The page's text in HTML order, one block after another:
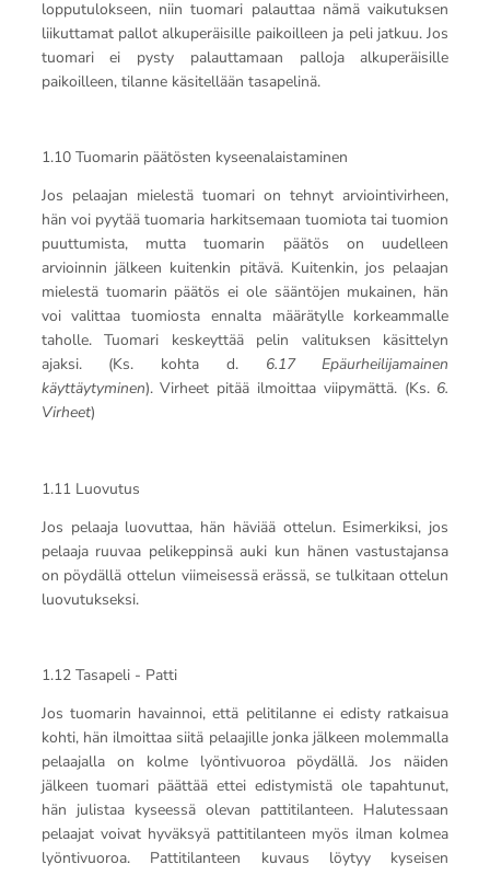
lopputulokseen, niin tuomari palauttaa nämä vaikutuksen
liikuttamat pallot alkuperäisille paikoilleen ja peli jatkuu. Jos
tuomari ei pysty palauttamaan palloja alkuperäisille
paikoilleen, tilanne käsitellään tasapelinä.
1.10 Tuomarin päätösten kyseenalaistaminen
Jos pelaajan mielestä tuomari on tehnyt arviointivirheen,
hän voi pyytää tuomaria harkitsemaan tuomiota tai tuomion
puuttumista, mutta tuomarin päätös on uudelleen
arvioinnin jälkeen kuitenkin pitävä. Kuitenkin, jos pelaajan
mielestä tuomarin päätös ei ole sääntöjen mukainen, hän
voi valittaa tuomiosta ennalta määrätylle korkeammalle
taholle. Tuomari keskeyttää pelin valituksen käsittelyn
ajaksi. (Ks. kohta d. 6.17 Epäurheilijamainen
käyttäytyminen). Virheet pitää ilmoittaa viipymättä. (Ks. 6.
Virheet)
1.11 Luovutus
Jos pelaaja luovuttaa, hän häviää ottelun. Esimerkiksi, jos
pelaaja ruuvaa pelikeppinsä auki kun hänen vastustajansa
on pöydällä ottelun viimeisessä erässä, se tulkitaan ottelun
luovutukseksi.
1.12 Tasapeli - Patti
Jos tuomarin havainnoi, että pelitilanne ei edisty ratkaisua
kohti, hän ilmoittaa siitä pelaajille jonka jälkeen molemmalla
pelaajalla on kolme lyöntivuoroa pöydällä. Jos näiden
jälkeen tuomari päättää ettei edistymistä ole tapahtunut,
hän julistaa kyseessä olevan pattitilanteen. Halutessaan
pelaajat voivat hyväksyä pattitilanteen myös ilman kolmea
lyöntivuoroa. Pattitilanteen kuvaus löytyy kyseisen